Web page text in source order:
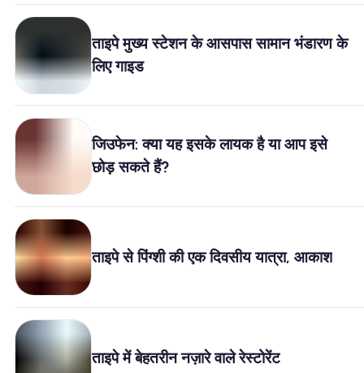
ताइपे मुख्य स्टेशन के आसपास सामान भंडारण के
लिए गाइड
जिउफेन: क्या यह इसके लायक है या आप इसे
छोड़ सकते हैं?
ताइपे से पिंग्शी की एक दिवसीय यात्रा, आकाश
ताइपे में बेहतरीन नज़ारे वाले रेस्टोरेंट